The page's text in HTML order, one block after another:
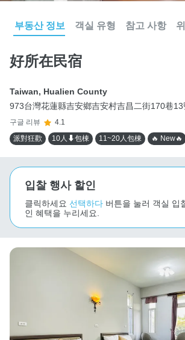
부동산 정보 객실 유형 참고 사항
好所在民宿
Taiwan, Hualien County
973台灣花蓮縣吉安鄉吉安村吉昌二街170巷13
구글 리뷰
4.1
派對狂歡
10人⬇包棟 11~20人包棟 🔥 New🔥
입찰 행사 할인
클릭하세요 선택하다 버튼을 눌러 객실 입
인 혜택을 누리세요.